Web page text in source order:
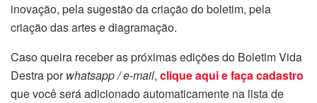
inovação, pela sugestão da criação do boletim, pela
criação das artes e diagramação.
Caso queira receber as próximas edições do Boletim Vida
Destra porwhatsapp / e-mail, clique aqui e faça cadastro
que você será adicionado automaticamente na lista de